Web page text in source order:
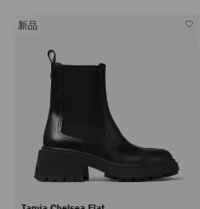
新品